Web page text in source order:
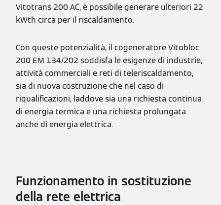
Vitotrans 200 AC, è possibile generare ulteriori 22
kWth circa per il riscaldamento.
Con queste potenzialità, il cogeneratore Vitobloc
200 EM 134/202 soddisfa le esigenze di industrie,
attività commerciali e reti di teleriscaldamento,
sia di nuova costruzione che nel caso di
riqualificazioni, laddove sia una richiesta continua
di energia termica e una richiesta prolungata
anche di energia elettrica.
Funzionamento in sostituzione
della rete elettrica